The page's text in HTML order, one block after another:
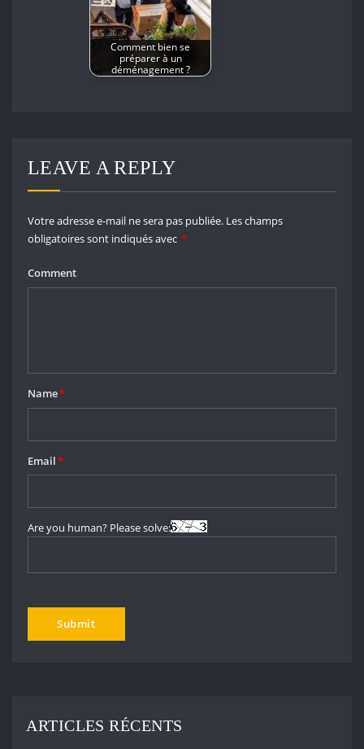
Comment bien se
préparer à un
déménagement ?
LEAVE A REPLY
Votre adresse e-mail ne sera pas publiée. Les champs
obligatoires sont indiqués avec *
Comment
Name*
Email*
Are you human? Please solve:
ARTICLES RÉCENTS